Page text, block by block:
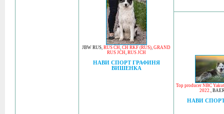
JBW RUS, RUS CH, CH RKF (RUS), GRAND
RUS JCH, RUS JCH
НАВИ СПОРТ ГРАФИНЯ
ВИШЕНКА
Top producer NBC
2022.,
НАВИ